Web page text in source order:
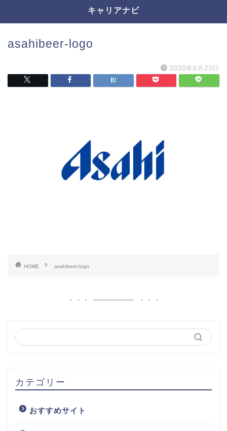
キャリアナビ
asahibeer-logo
2020年6月23日
HOME asahibeer-logo
カテゴリー
おすすめサイト